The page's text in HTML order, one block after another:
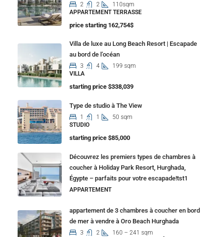
2 2
110sqm
APPARTEMENT TERRASSE
price starting 162,754$
Villa de luxe au Long Beach Resort | Escapade
au bord de l’océan
3 4
199 sqm
VILLA
starting price $338,039
Type de studio à The View
1 1
50 sqm
STUDIO
starting price $85,000
Découvrez les premiers types de chambres à
coucher à Holiday Park Resort, Hurghada,
Égypte – parfaits pour votre escapade!tst1
APPARTEMENT
appartement de 3 chambres à coucher en bord
de mer à vendre à Oro Beach Hurghada
3 2
160 – 241 sqm